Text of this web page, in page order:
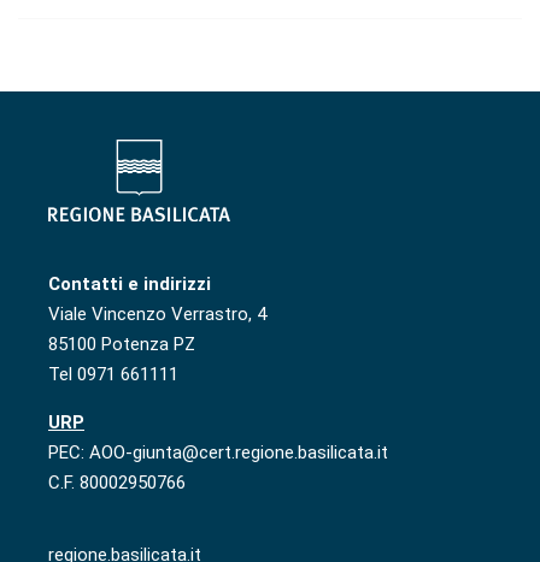
Contatti e indirizzi
Viale Vincenzo Verrastro, 4
85100 Potenza PZ
Tel 0971 661111
URP
PEC: AOO-giunta@cert.regione.basilicata.it
C.F. 80002950766
regione.basilicata.it